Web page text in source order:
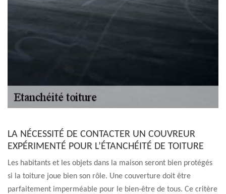
LA NÉCESSITÉ DE CONTACTER UN COUVREUR
EXPÉRIMENTÉ POUR L’ÉTANCHÉITÉ DE TOITURE
Les habitants et les objets dans la maison seront bien protégés
si la toiture joue bien son rôle. Une couverture doit être
parfaitement imperméable pour le bien-être de tous. Ce critère